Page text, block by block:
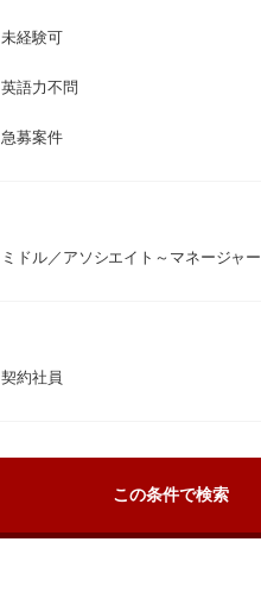
未経験可
英語力不問
急募案件
ミドル／アソシエイト～マネージャー
契約社員